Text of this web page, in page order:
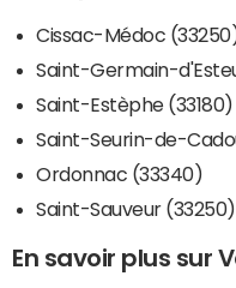
Cissac-Médoc
Saint-Germain-
Saint-Estèphe (33180)
Saint-Seurin-de-
Ordonnac (33340)
Saint-Sauveur (33250)
En savoir plus sur